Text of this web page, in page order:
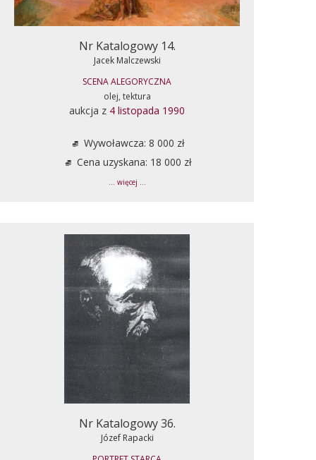
Nr Katalogowy 14.
Jacek Malczewski
SCENA ALEGORYCZNA
olej, tektura
aukcja z 4 listopada 1990
Wywoławcza: 8 000 zł
Cena uzyskana: 18 000 zł
... więcej ...
Nr Katalogowy 36.
Józef Rapacki